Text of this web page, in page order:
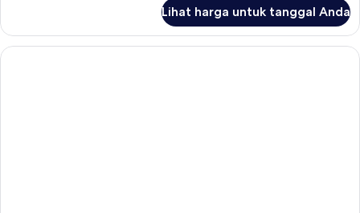
Apartemen
Lihat harga untuk tanggal Anda